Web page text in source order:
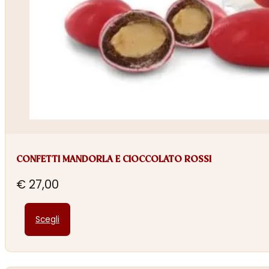
CONFETTI MANDORLA E CIOCCOLATO ROSSI
€ 27,00
Scegli
prodotto
ha
più